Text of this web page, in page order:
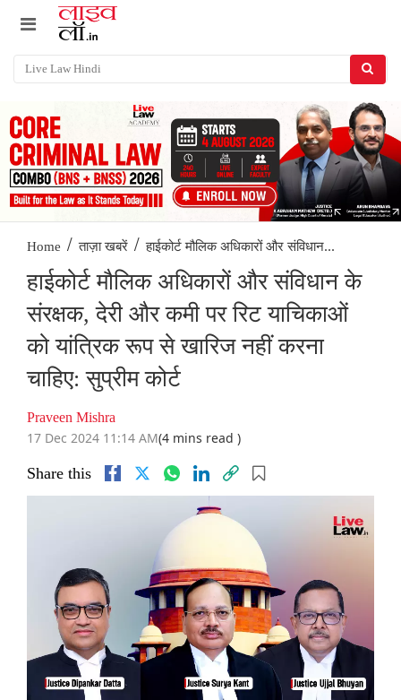
Home / ताज़ा खबरें / हाईकोर्ट मौलिक अधिकारों और संविधान...
हाईकोर्ट मौलिक अधिकारों और संविधान के
संरक्षक, देरी और कमी पर रिट याचिकाओं
को यांत्रिक रूप से खारिज नहीं करना
चाहिए: सुप्रीम कोर्ट
Praveen Mishra
17 Dec 2024 11:14 AM(4 mins read )
Share this